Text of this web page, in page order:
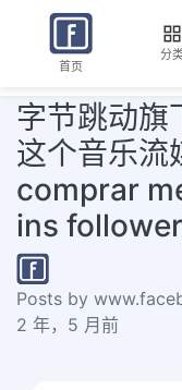
首页
分
字节跳动旗
这个音乐流
comprar
ins
Posts by
2 年，5 月前